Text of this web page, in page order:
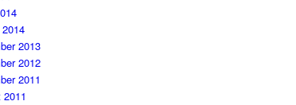
2013
2012
2011